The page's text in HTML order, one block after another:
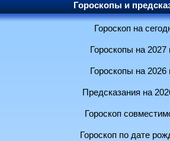
Гороскопы и
Гороскоп на
Гороскопы на 2027
Гороскопы на 2026
Предсказания на
Гороскоп
Гороскоп по дате